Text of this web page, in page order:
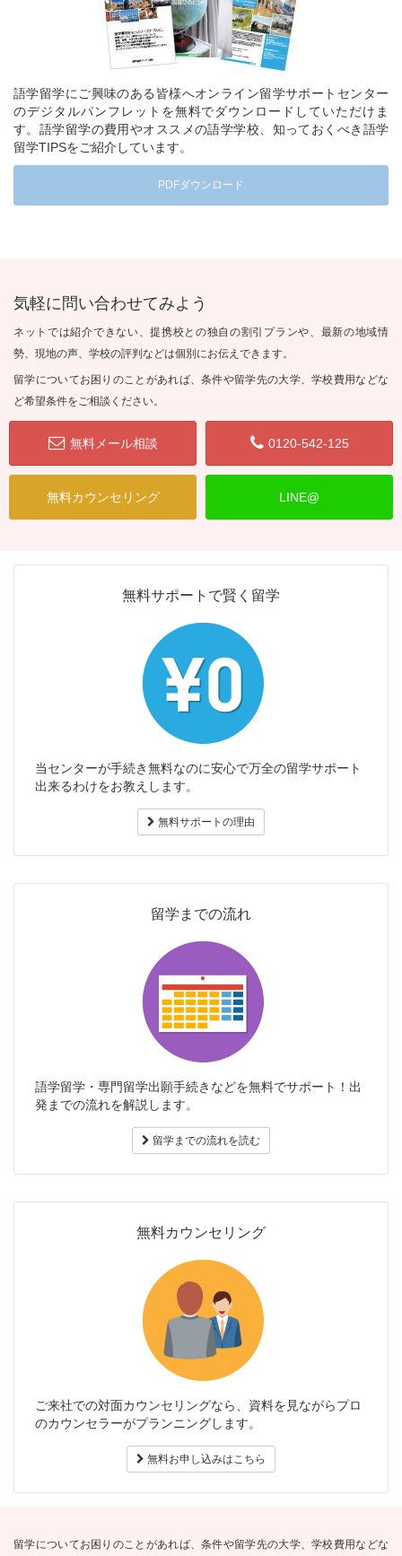
語学留学にご興味のある皆様へオンライン留学サポートセンター
のデジタルパンフレットを無料でダウンロードしていただけま
す。語学留学の費用やオススメの語学学校、知っておくべき語学
留学TIPSをご紹介しています。
PDFダウンロード
気軽に問い合わせてみよう
ネットでは紹介できない、提携校との独自の割引プランや、最新の地域情
勢、現地の声、学校の評判などは個別にお伝えできます。
留学についてお困りのことがあれば、条件や留学先の大学、学校費用などな
ど希望条件をご相談ください。
無料メール相談 0120-542-125
無料カウンセリング LINE@
無料サポートで賢く留学
当センターが手続き無料なのに安心で万全の留学サポート
出来るわけをお教えします。
無料サポートの理由
留学までの流れ
語学留学・専門留学出願手続きなどを無料でサポート！出
発までの流れを解説します。
留学までの流れを読む
無料カウンセリング
ご来社での対面カウンセリングなら、資料を見ながらプロ
のカウンセラーがプランニングします。
無料お申し込みはこちら
留学についてお困りのことがあれば、条件や留学先の大学、学校費用などな